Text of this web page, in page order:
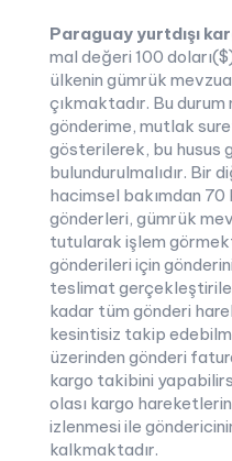
Paraguay yurtdışı
mal değeri 100
ülkenin gümrük
çıkmaktadır. Bu durum
gönderime, mutlak
gösterilerek, bu husus
bulundurulmalıdır. Bir
hacimsel bakımdan
gönderleri, gümrük
tutularak işlem
gönderileri için
teslimat
kadar tüm gönderi
kesintisiz takip
üzerinden gönderi
kargo takibini
olası kargo
izlenmesi ile
kalkmaktadır.